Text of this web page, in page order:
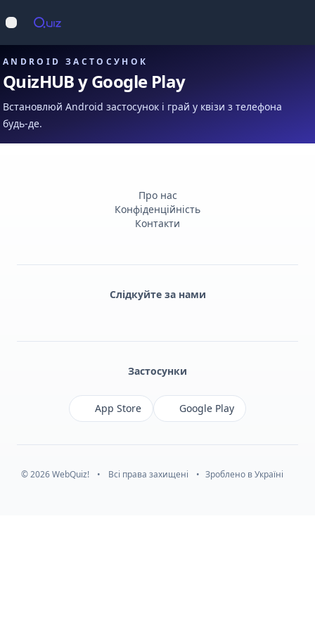
Відкрити меню
ANDROID ЗАСТОСУНОК
QuizHUB у Google Play
Встановлюй Android застосунок і грай у квізи з телефона
будь-де.
Про нас
Конфіденційність
Контакти
Слідкуйте за нами
Застосунки
App Store Google Play
© 2026 WebQuiz! • Всі права захищені • Зроблено в Україні